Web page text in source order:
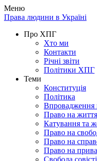
Меню
Права людини в Україні
Про ХПГ
Хто ми
Контакти
Річні звіти
Політики ХПГ
Теми
Конституція
Політика
Впровадження
Право на життя
Катування та
Право на
Право на
Право на
Свобода